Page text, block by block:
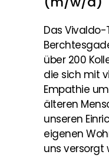
Das
über 200
die sich mit
Empathie
älteren
unseren
eigenen
uns versorgt